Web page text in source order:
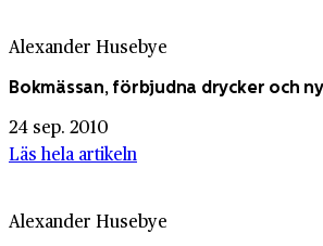
Alexander Husebye
Bokmässan, förbjudna drycker och
24 sep. 2010
Läs hela artikeln
Alexander Husebye